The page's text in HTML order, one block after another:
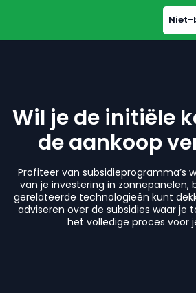
Niet-
Wil je de initiële
de aankoop
Profiteer van subsidieprogramma’s
van je investering in zonnepanelen,
gerelateerde technologieën kunt
adviseren over de subsidies waar je
het volledige proces voor
Tsjechië
Duits|
Duits|